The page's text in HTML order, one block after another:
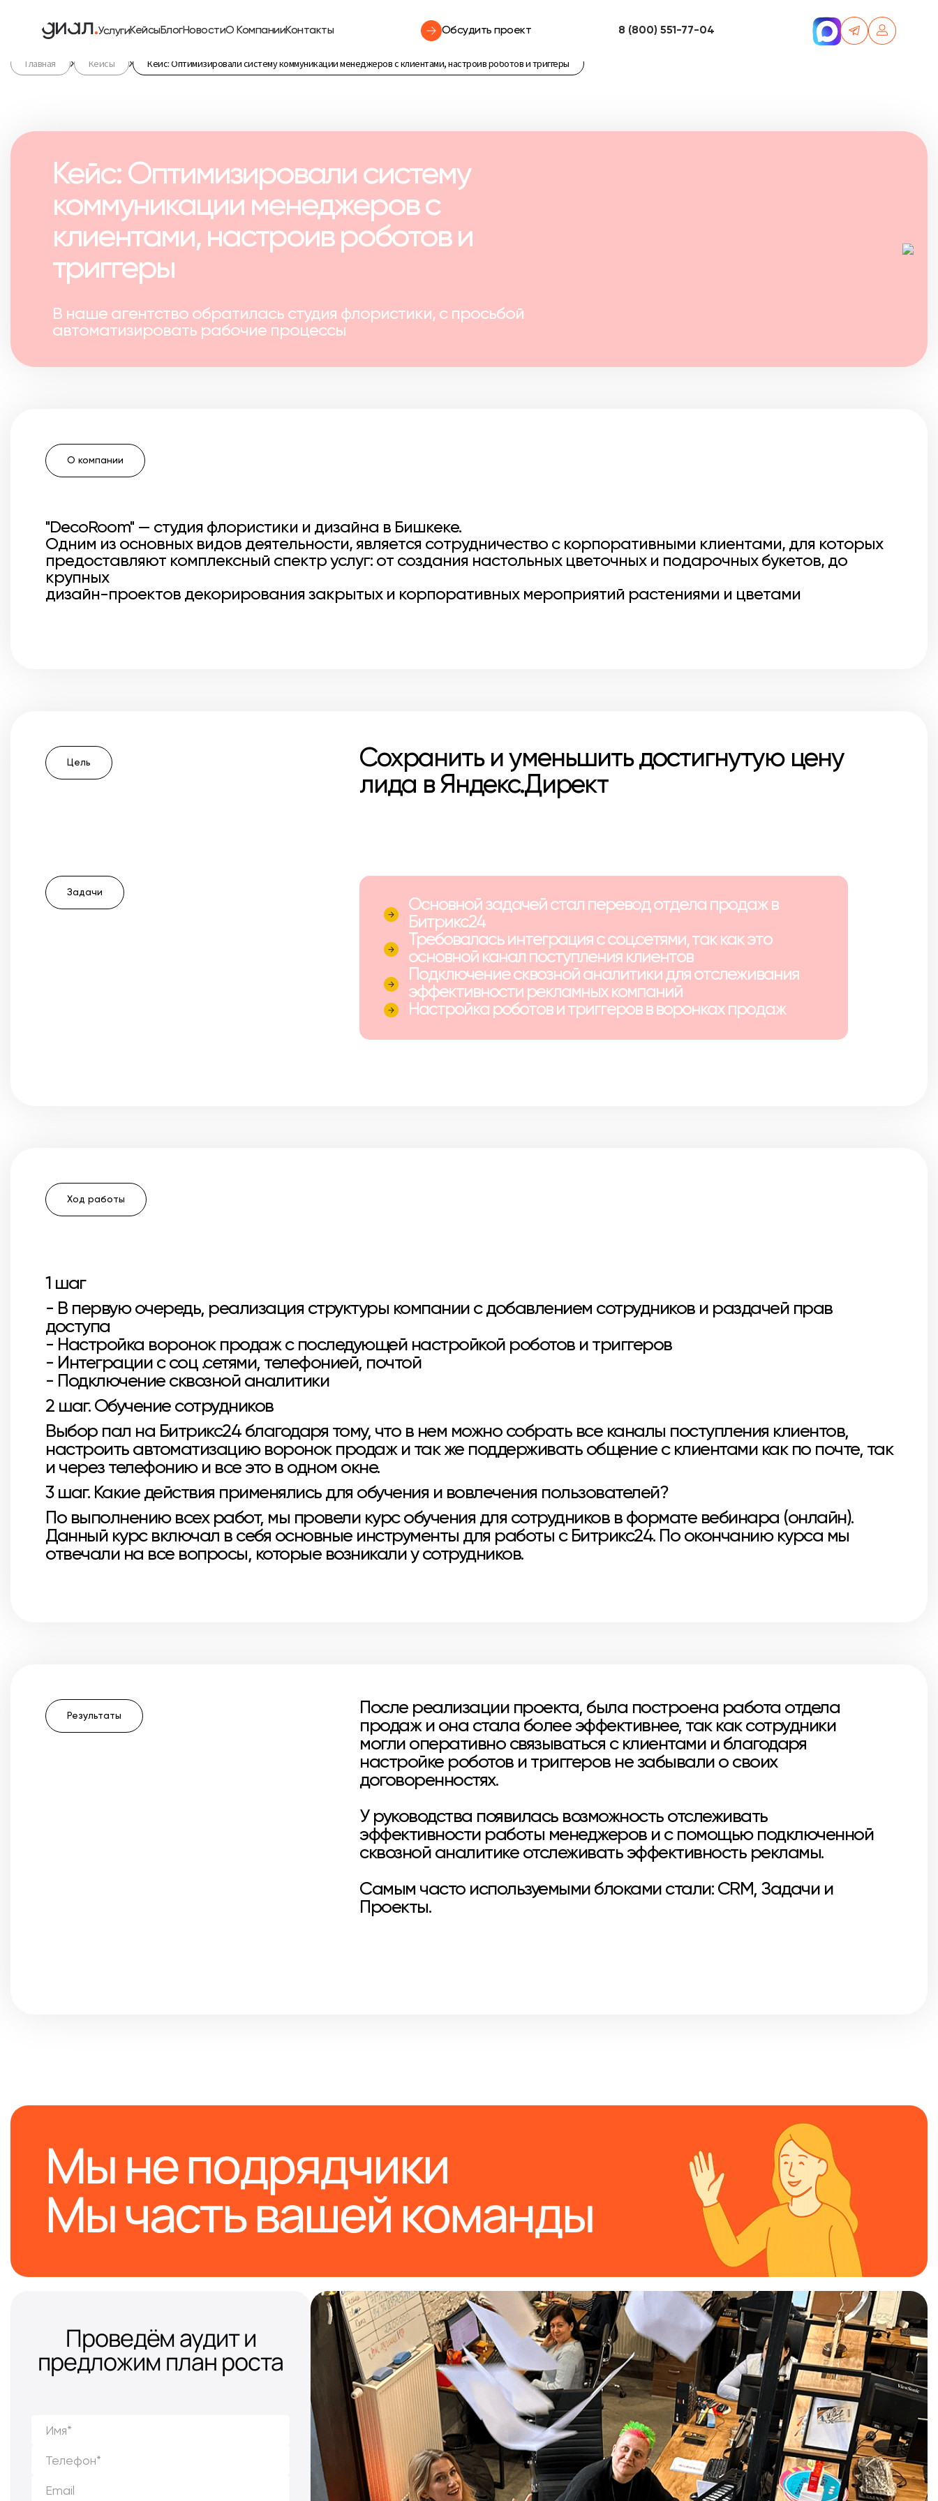
УслугиКейсыБлогНовостиО КомпанииКонтакты Обсудить проект 8 (800) 551-77-04
Главная Кейсы Кейс: Оптимизировали систему коммуникации менеджеров с клиентами, настроив роботов и триггеры
Кейс: Оптимизировали систему
коммуникации менеджеров с
клиентами, настроив роботов и
триггеры
В наше агентство обратилась студия флористики, с просьбой
автоматизировать рабочие процессы
О компании
"DecoRoom" — студия флористики и дизайна в Бишкеке.
Одним из основных видов деятельности, является сотрудничество с корпоративными клиентами, для которых
предоставляют комплексный спектр услуг: от создания настольных цветочных и подарочных букетов, до
крупных
дизайн-проектов декорирования закрытых и корпоративных мероприятий растениями и цветами
Цель
Сохранить и уменьшить достигнутую цену
лида в Яндекс.Директ
Задачи
Основной задачей стал перевод отдела продаж в
Битрикс24
Требовалась интеграция с соц.сетями, так как это
основной канал поступления клиентов
Подключение сквозной аналитики для отслеживания
эффективности рекламных компаний
Настройка роботов и триггеров в воронках продаж
Ход работы
1 шаг
- В первую очередь, реализация структуры компании с добавлением сотрудников и раздачей прав
доступа
- Настройка воронок продаж с последующей настройкой роботов и триггеров
- Интеграции с соц .сетями, телефонией, почтой
- Подключение сквозной аналитики
2 шаг. Обучение сотрудников
Выбор пал на Битрикс24 благодаря тому, что в нем можно собрать все каналы поступления клиентов,
настроить автоматизацию воронок продаж и так же поддерживать общение с клиентами как по почте, так
и через телефонию и все это в одном окне.
3 шаг. Какие действия применялись для обучения и вовлечения пользователей?
По выполнению всех работ, мы провели курс обучения для сотрудников в формате вебинара (онлайн).
Данный курс включал в себя основные инструменты для работы с Битрикс24. По окончанию курса мы
отвечали на все вопросы, которые возникали у сотрудников.
Результаты
После реализации проекта, была построена работа отдела
продаж и она стала более эффективнее, так как сотрудники
могли оперативно связываться с клиентами и благодаря
настройке роботов и триггеров не забывали о своих
договоренностях.
У руководства появилась возможность отслеживать
эффективности работы менеджеров и с помощью подключенной
сквозной аналитике отслеживать эффективность рекламы.
Самым часто используемыми блоками стали: CRM, Задачи и
Проекты.
Мы не подрядчики
Мы часть вашей команды
Проведём аудит и
предложим план роста